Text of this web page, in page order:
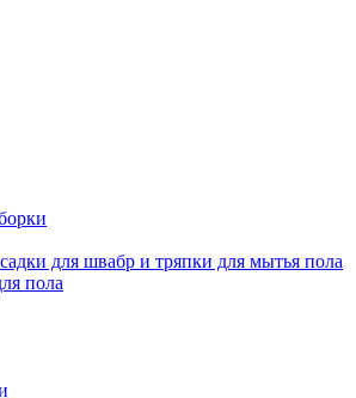
для швабр и тряпки для мытья пола
пола